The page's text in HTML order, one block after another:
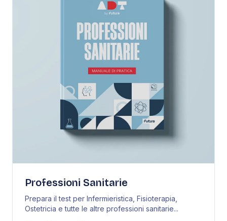
Professioni Sanitarie
Prepara il test per Infermieristica, Fisioterapia,
Ostetricia e tutte le altre professioni sanitarie...